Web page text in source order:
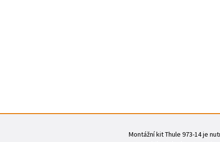
Montážní kit Thule 973-14 je